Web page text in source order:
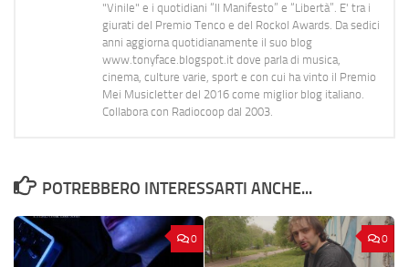
"Vinile" e i quotidiani “Il Manifesto” e “Libertà”. E' tra i
giurati del Premio Tenco e del Rockol Awards. Da sedici
anni aggiorna quotidianamente il suo blog
www.tonyface.blogspot.it dove parla di musica,
cinema, culture varie, sport e con cui ha vinto il Premio
Mei Musicletter del 2016 come miglior blog italiano.
Collabora con Radiocoop dal 2003.
POTREBBERO INTERESSARTI ANCHE...
0 0